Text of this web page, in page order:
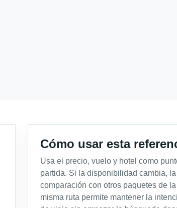
Cómo usar esta
Usa el precio, vuelo y hotel como
partida. Si la disponibilidad cambia, la
comparación con otros paquetes de la
misma ruta permite mantener la